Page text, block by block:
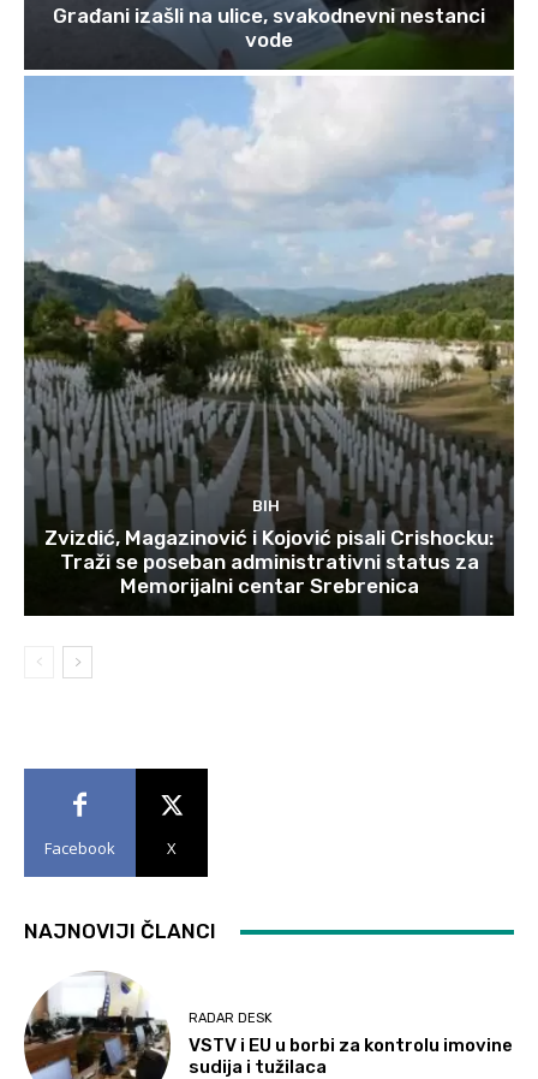
Građani izašli na ulice, svakodnevni nestanci
vode
BIH
Zvizdić, Magazinović i Kojović pisali Crishocku:
Traži se poseban administrativni status za
Memorijalni centar Srebrenica
Facebook X
NAJNOVIJI ČLANCI
RADAR DESK
VSTV i EU u borbi za kontrolu imovine
sudija i tužilaca